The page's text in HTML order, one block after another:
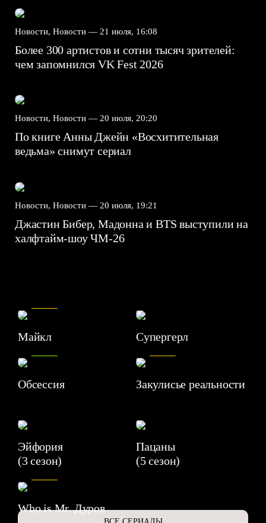
Новости, Новости — 21 июля, 16:08
Более 300 артистов и сотни тысяч зрителей:
чем запомнился VK Fest 2026
Новости, Новости — 20 июля, 20:20
По книге Анны Джейн «Восхитительная
ведьма» снимут сериал
Новости, Новости — 20 июля, 19:21
Джастин Бибер, Мадонна и BTS выступили на
халфтайм-шоу ЧМ-26
Майкл Супергерл
Обсессия
7.1
Закулисье реальности
Эйфория
(3 сезон)
Пацаны
(5 сезон)
Who is Mr. Дуров